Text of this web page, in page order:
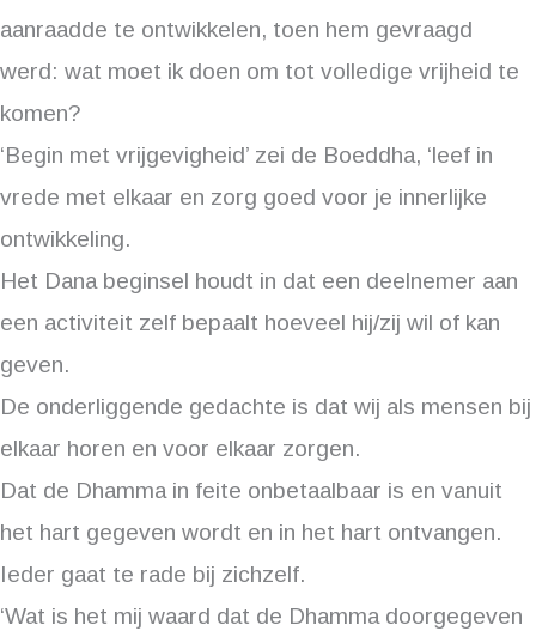
aanraadde te ontwikkelen, toen hem gevraagd
werd: wat moet ik doen om tot volledige vrijheid te
komen?
‘Begin met vrijgevigheid’ zei de Boeddha, ‘leef in
vrede met elkaar en zorg goed voor je innerlijke
ontwikkeling.
Het Dana beginsel houdt in dat een deelnemer aan
een activiteit zelf bepaalt hoeveel hij/zij wil of kan
geven.
De onderliggende gedachte is dat wij als mensen bij
elkaar horen en voor elkaar zorgen.
Dat de Dhamma in feite onbetaalbaar is en vanuit
het hart gegeven wordt en in het hart ontvangen.
Ieder gaat te rade bij zichzelf.
‘Wat is het mij waard dat de Dhamma doorgegeven